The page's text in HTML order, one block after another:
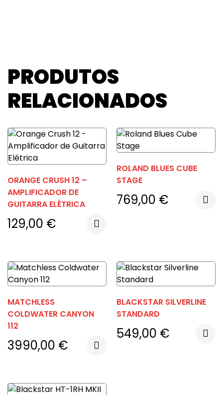
PRODUTOS
RELACIONADOS
ORANGE CRUSH 12 –
AMPLIFICADOR DE
GUITARRA ELÉTRICA
129,00 €
ROLAND BLUES CUBE
STAGE
769,00 €
MATCHLESS
COLDWATER CANYON
112
3990,00 €
BLACKSTAR SILVERLINE
STANDARD
549,00 €